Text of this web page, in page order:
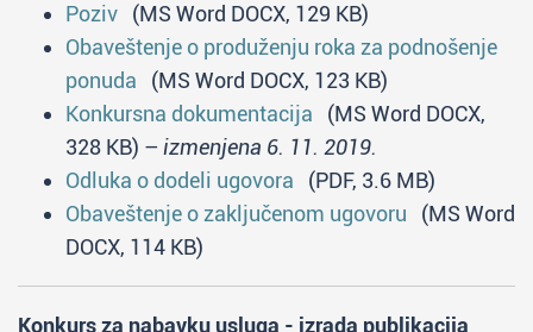
Poziv (MS Word DOCX, 129 KB)
Obaveštenje o produženju roka za podnošenje
ponuda (MS Word DOCX, 123 KB)
Konkursna dokumentacija (MS Word DOCX,
328 KB) – izmenjena 6. 11. 2019.
Odluka o dodeli ugovora (PDF, 3.6 MB)
Obaveštenje o zaključenom ugovoru (MS Word
DOCX, 114 KB)
Konkurs za nabavku usluga - izrada publikacija